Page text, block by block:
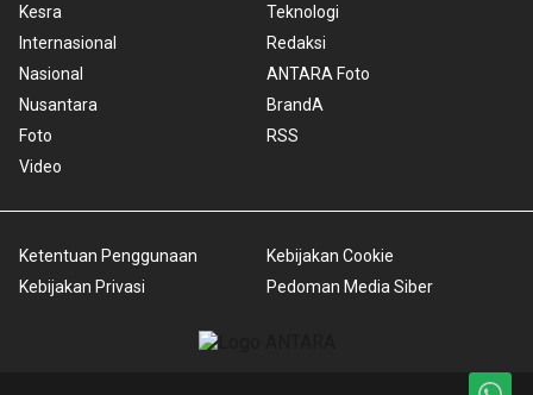
Kesra
Internasional
Nasional
Nusantara
Foto
Video
Teknologi
Redaksi
ANTARA Foto
BrandA
RSS
Ketentuan Penggunaan
Kebijakan Privasi
Kebijakan Cookie
Pedoman Media Siber